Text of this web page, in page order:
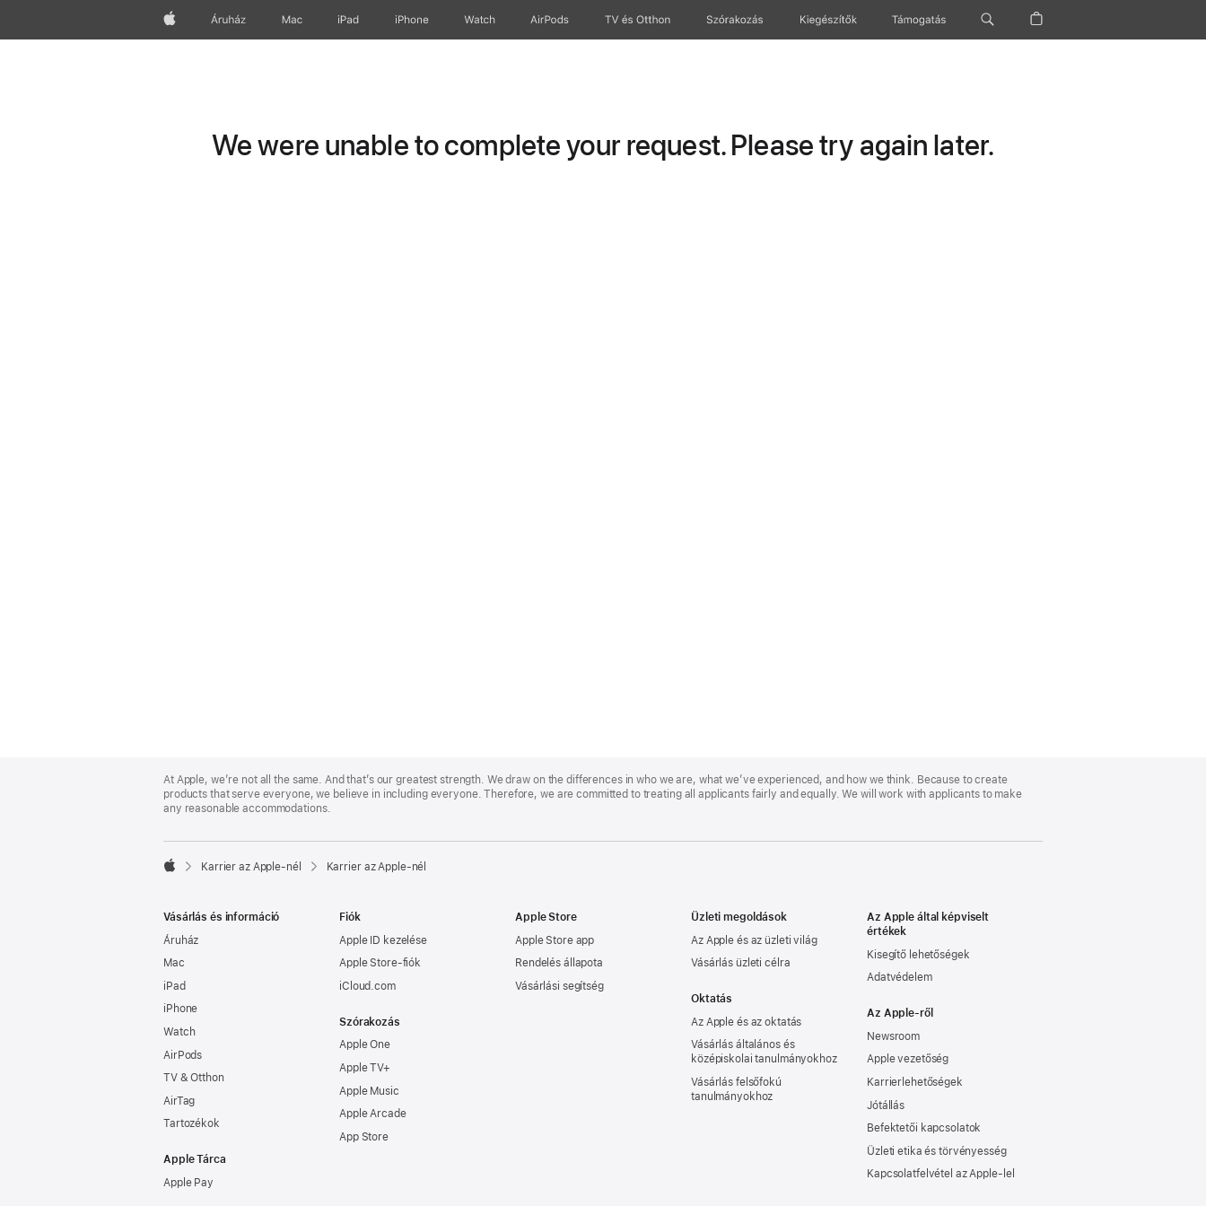
AppleÁruház Mac iPad iPhone Watch AirPods TV és Otthon Szórakozás Kiegészítők Támogatás
We were unable to complete your request. Please try again later.
Footer
At Apple, we’re not all the same. And that’s our greatest strength. We draw on the differences in who we are, what we’ve experienced, and how we think. Because to create
products that serve everyone, we believe in including everyone. Therefore, we are committed to treating all applicants fairly and equally. We will work with applicants to make
any reasonable accommodations.

Karrier az Apple‑nél Karrier az Apple‑nél
Vásárlás és információ
Áruház
Mac
iPad
iPhone
Watch
AirPods
TV & Otthon
AirTag
Tartozékok
Apple Tárca
Apple Pay
Fiók
Apple ID kezelése
Apple Store-fiók
iCloud.com
Szórakozás
Apple One
Apple TV+
Apple Music
Apple Arcade
App Store
Apple Store
Apple Store app
Rendelés állapota
Vásárlási segítség
Üzleti megoldások
Az Apple és az üzleti világ
Vásárlás üzleti célra
Oktatás
Az Apple és az oktatás
Vásárlás általános és
középiskolai tanulmányokhoz
Vásárlás felsőfokú
tanulmányokhoz
Az Apple által képviselt
értékek
Kisegítő lehetőségek
Adatvédelem
Az Apple-ről
Newsroom
Apple vezetőség
Karrierlehetőségek
Jótállás
Befektetői kapcsolatok
Üzleti etika és törvényesség
Kapcsolatfelvétel az Apple-lel